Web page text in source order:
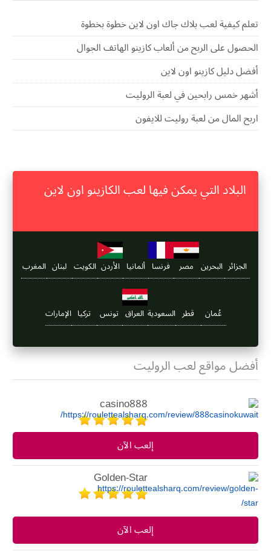
تعلم كيفية لعب بلاك جاك اون لاين خطوة بخطوة
الحصول على الربح من ألعاب كازينو الهاتف الجوال
أفضل دليل كازينو اون لاين
أشهر خمس رابحين في لعبة الروليت
اربح المال من لعبة روليت للايفون
البلاد التي يمكن فيها لعب الكازينو اون لاين
الجزائر البحرين مصر فرنسا ألمانيا الأردن الكويت لبنان المغرب
عُمان قطر السعودية العراق تونس تركيا الإمارات
أفضل مواقع لعب الروليت
casino888
إلعب الآن
Golden-Star
إلعب الآن